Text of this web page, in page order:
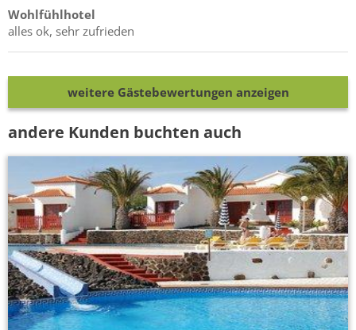
Wohlfühlhotel
alles ok, sehr zufrieden
weitere Gästebewertungen anzeigen
andere Kunden buchten auch